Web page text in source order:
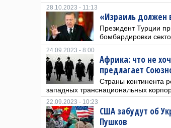
28.10.2023 - 11:13
«Израиль должен
Президент Турции
бомбардировки
24.09.2023 - 8:00
Африка: что не
предлагает
Страны континента
западных транснациональных
22.09.2023 - 10:23
США забудут об
Пушков